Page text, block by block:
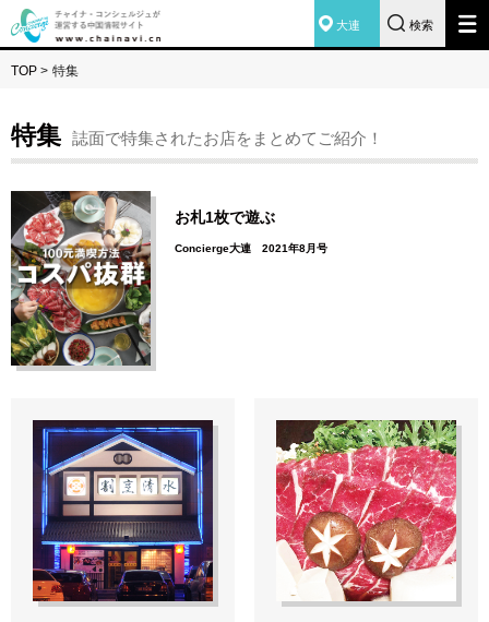
大連 検索
TOP > 特集
特集 誌面で特集されたお店をまとめてご紹介！
お札1枚で遊ぶ
Concierge大連 2021年8月号